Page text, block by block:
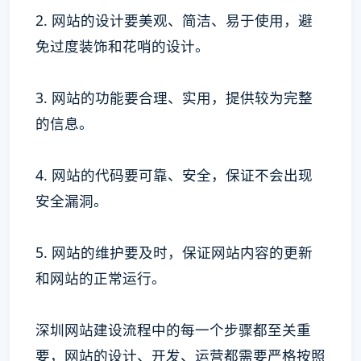
2. 网站的设计要美观、简洁、易于使用，避
免过度装饰和花哨的设计。
3. 网站的功能要合理、实用，提供较为完整
的信息。
4. 网站的代码要可靠、安全，保证不会出现
安全漏洞。
5. 网站的维护要及时，保证网站内容的更新
和网站的正常运行。
深圳网站建设流程中的每一个步骤都至关重
要，网站的设计、开发、运营都需要严格按照